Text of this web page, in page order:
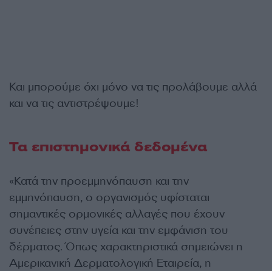
Και μπορούμε όχι μόνο να τις προλάβουμε αλλά
και να τις αντιστρέψουμε!
Τα επιστημονικά δεδομένα
«Κατά την προεμμηνόπαυση και την
εμμηνόπαυση, ο οργανισμός υφίσταται
σημαντικές ορμονικές αλλαγές που έχουν
συνέπειες στην υγεία και την εμφάνιση του
δέρματος. Όπως χαρακτηριστικά σημειώνει η
Αμερικανική Δερματολογική Εταιρεία, η